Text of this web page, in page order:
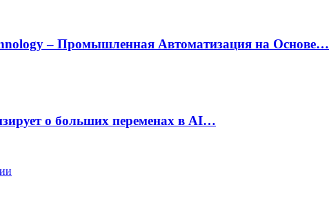
– Промышленная Автоматизация на Основе…
о больших переменах в AI…